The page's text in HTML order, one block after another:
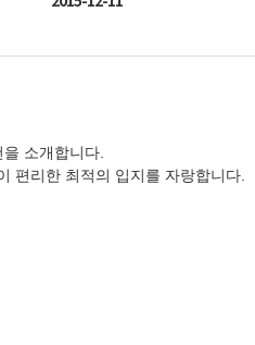
을 소개합니다.
편리한 최적의 입지를 자랑합니다.